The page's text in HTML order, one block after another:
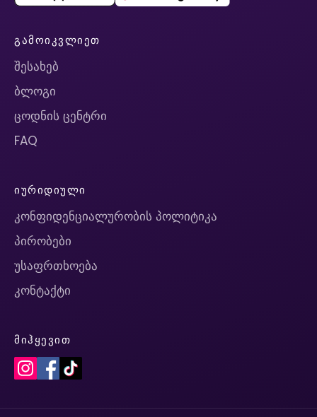
ᲒᲐᲛᲝᲘᲙᲕᲚᲘᲔᲗ
შესახებ
ბლოგი
ცოდნის ცენტრი
FAQ
ᲘᲣᲠᲘᲓᲘᲣᲚᲘ
კონფიდენციალურობის პოლიტიკა
პირობები
უსაფრთხოება
კონტაქტი
ᲛᲘᲰᲧᲔᲕᲘᲗ